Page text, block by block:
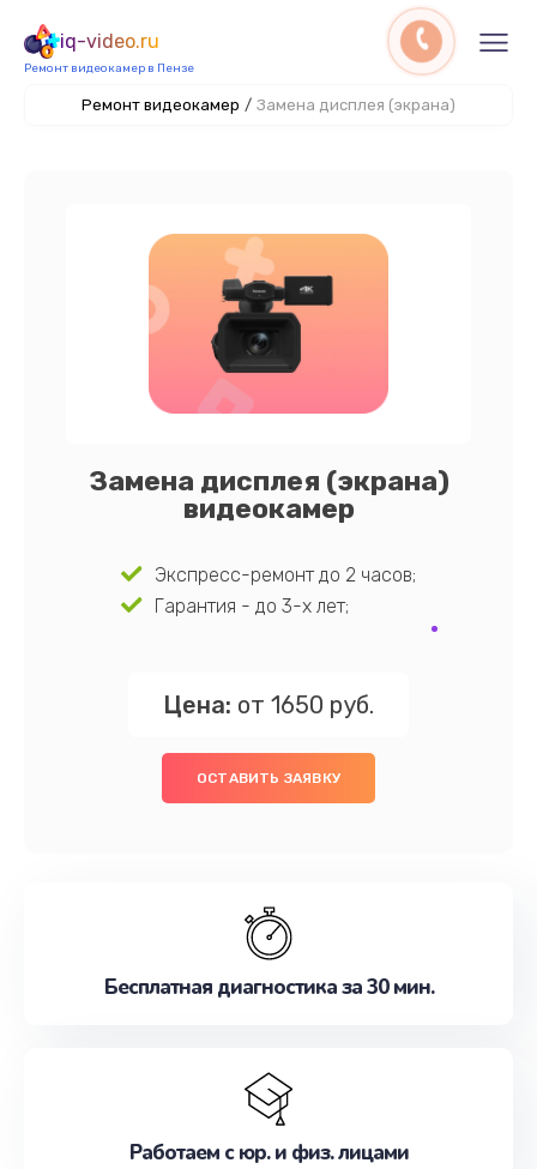
iq-video.ru
Ремонт видеокамер в Пензе
Ремонт видеокамер / Замена дисплея (экрана)
Замена дисплея (экрана)
видеокамер
Экспресс-ремонт до 2 часов;
Гарантия - до 3-х лет;
Цена: от 1650 руб.
ОСТАВИТЬ ЗАЯВКУ
Бесплатная диагностика за 30 мин.
Работаем с юр. и физ. лицами